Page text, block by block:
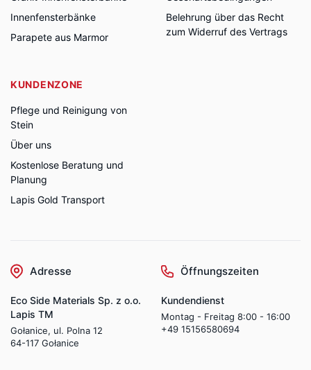
Innenfensterbänke
Parapete aus Marmor
Belehrung über das Recht
zum Widerruf des Vertrags
KUNDENZONE
Pflege und Reinigung von
Stein
Über uns
Kostenlose Beratung und
Planung
Lapis Gold Transport
Adresse
Eco Side Materials Sp. z o.o.
Lapis TM
Gołanice, ul. Polna 12
64-117 Gołanice
Öffnungszeiten
Kundendienst
Montag - Freitag 8:00 - 16:00
+49 15156580694